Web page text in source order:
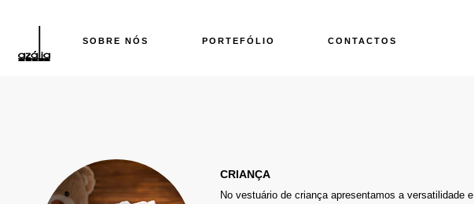
SOBRE NÓS PORTEFÓLIO CONTACTOS
CRIANÇA
No vestuário de criança apresentamos a versatilidade